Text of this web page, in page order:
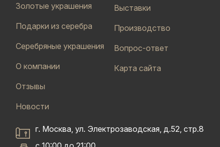
Золотые украшения
Подарки из серебра
Серебряные украшения
О компании
Отзывы
Новости
Выставки
Производство
Вопрос-ответ
Карта сайта
г. Москва, ул. Электрозаводская, д.52, стр.8